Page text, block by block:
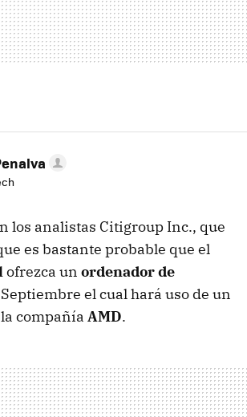
los analistas Citigroup Inc., que
es bastante probable que el
ofrezca un ordenador de
el cual hará uso de un
compañía AMD.